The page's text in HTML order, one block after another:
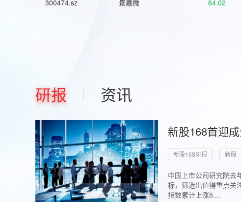
300474.sz 景嘉微 64.02
研报 资讯
新股168首迎
新股168研报 新股
中国上市公司研究院去
标，筛选出值得重点关
指数累计上涨8....